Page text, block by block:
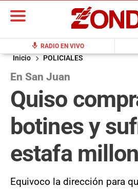
mic RADIO EN VIVO
Inicio POLICIALES
En San Juan
Quiso
botines y
estafa
Equivoco la dirección para